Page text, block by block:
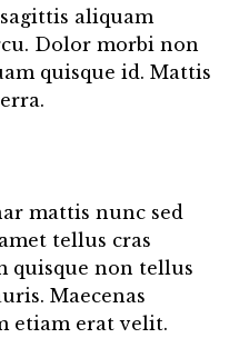
aliquam
Dolor morbi non
quisque id. Mattis
mattis nunc sed
tellus cras
quisque non tellus
Maecenas
etiam erat velit.